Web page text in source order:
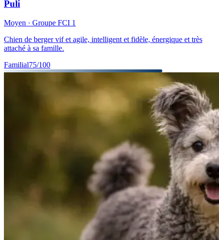
Puli
Moyen · Groupe FCI 1
Chien de berger vif et agile, intelligent et fidèle, énergique et très
attaché à sa famille.
Familial75/100